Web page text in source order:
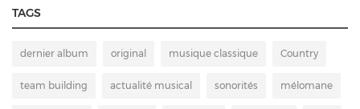
TAGS
dernier album original musique classique Country
team building actualité musical sonorités mélomane